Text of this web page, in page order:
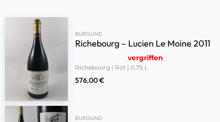
BURGUND
Richebourg – Lucien Le Moine 2011
vergriffen
Richebourg | Rot | 0,75 L
576,00€
BURGUND